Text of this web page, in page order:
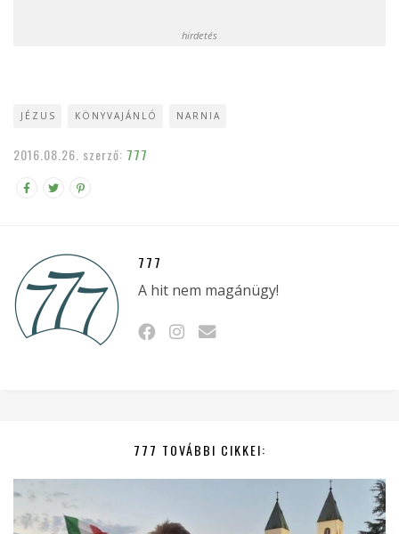
hirdetés
JÉZUS KÖNYVAJÁNLÓ NARNIA
2016.08.26. szerző: 777
777
A hit nem magánügy!
777 TOVÁBBI CIKKEI: